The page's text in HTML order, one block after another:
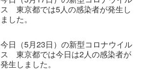
ス 東京都では5人の感染者が発生し
ました。
今日（5月23日）の新型コロナウイル
ス 東京都では今日は2人の感染者が
発生しました。